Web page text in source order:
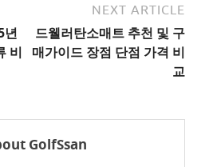
년
비
NEXT ARTICLE
드웰러탄소매트 추천 및 구
매가이드 장점 단점 가격 비
교
GolfSsan